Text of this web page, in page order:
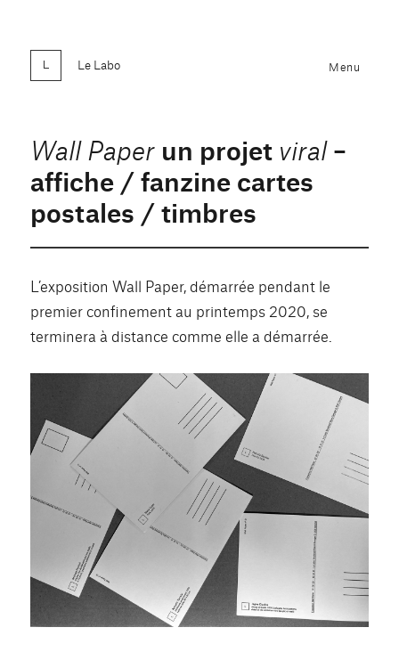
Le Labo Menu
Wall Paper un projet viral–
affiche / fanzine cartes
postales / timbres
L’exposition Wall Paper, démarrée pendant le
premier confinement au printemps 2020, se
terminera à distance comme elle a démarrée.